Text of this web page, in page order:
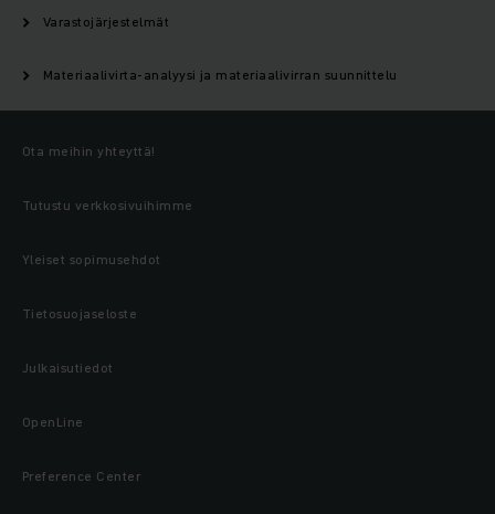
Varastojärjestelmät
Materiaalivirta-analyysi ja materiaalivirran suunnittelu
Ota meihin yhteyttä!
Tutustu verkkosivuihimme
Yleiset sopimusehdot
Tietosuojaseloste
Julkaisutiedot
OpenLine
Preference Center